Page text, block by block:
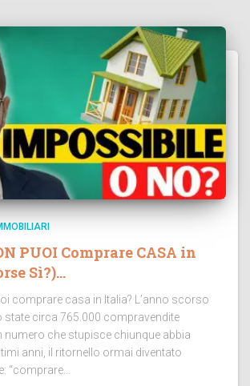
PUOI Comprare CASA in
Sì?)…
comprare casa in Italia? L’anno scorso
state circa 765.000 compravendite
numero che stupisce chiunque abbia
anni, il ritornello ormai diventato
“comprare...